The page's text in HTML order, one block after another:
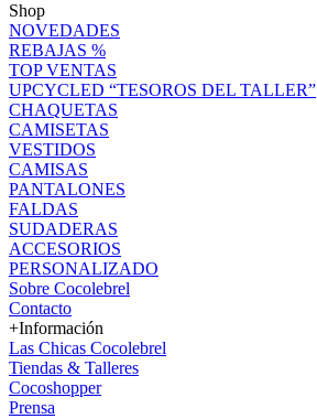
Shop
NOVEDADES
REBAJAS %
TOP VENTAS
UPCYCLED “TESOROS DEL TALLER”
CHAQUETAS
CAMISETAS
VESTIDOS
CAMISAS
PANTALONES
FALDAS
SUDADERAS
ACCESORIOS
PERSONALIZADO
Sobre Cocolebrel
Contacto
+Información
Las Chicas Cocolebrel
Tiendas & Talleres
Cocoshopper
Prensa